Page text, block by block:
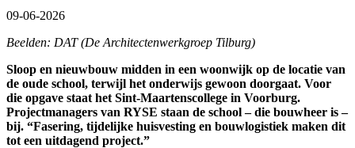
09-06-2026
Beelden: DAT (De Architectenwerkgroep Tilburg)
Sloop en nieuwbouw midden in een woonwijk op de locatie van
de oude school, terwijl het onderwijs gewoon doorgaat. Voor
die opgave staat het Sint-Maartenscollege in Voorburg.
Projectmanagers van RYSE staan de school – die bouwheer is –
bij. “Fasering, tijdelijke huisvesting en bouwlogistiek maken dit
tot een uitdagend project.”